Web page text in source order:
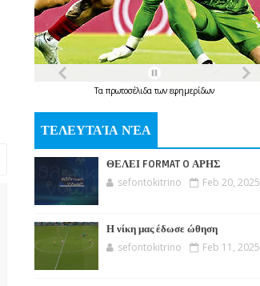
Τα πρωτοσέλιδατων εφημερίδων
ΤΕΛΕΥΤΑΊΑ ΝΈΑ
ΘΕΛΕΙ FORMAT O ΑΡΗΣ
sefontokitrino Feb 20, 2025
Η νίκη μας έδωσε ώθηση
sefontokitrino Feb 11, 2025